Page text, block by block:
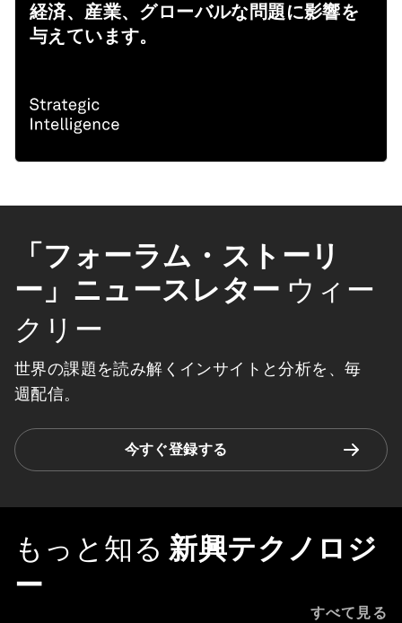
経済、産業、グローバルな問題に影響を
与えています。
「フォーラム・ストーリ
ー」ニュースレター ウィー
クリー
世界の課題を読み解くインサイトと分析を、毎
週配信。
今すぐ登録する
もっと知る 新興テクノロジ
ー
すべて見る